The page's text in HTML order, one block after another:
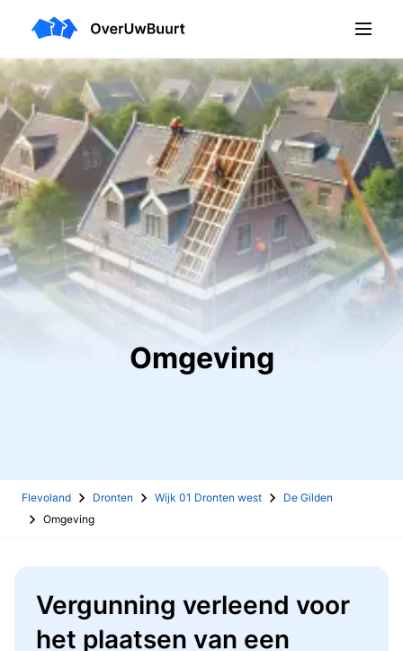
Omgeving
Flevoland Dronten Wijk 01 Dronten west
De Gilden
Omgeving
Vergunning verleend voor
het plaatsen van een